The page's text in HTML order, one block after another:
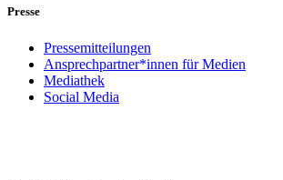
Presse
Pressemitteilungen
Ansprechpartner*innen für Medien
Mediathek
Social Media